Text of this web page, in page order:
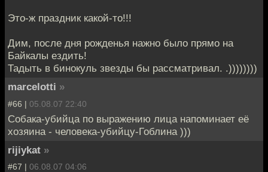
Это-ж праздник какой-то!!!
Дим, после дня рожденья нажно было прямо на
Байкалы ездить!
Тадыть в бинокуль звезды бы рассматривал. .))))))))
marcelotti »
#66 | 05.08.07 22:40
Собака-убийца по выражению лица напоминает её
хозяина - человека-убийцу-Гоблина )))
rijiykat »
#67 | 06.08.07 04:06